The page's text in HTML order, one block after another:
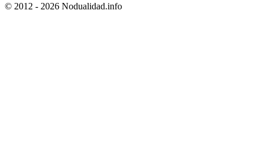
© 2012 - 2026 Nodualidad.info